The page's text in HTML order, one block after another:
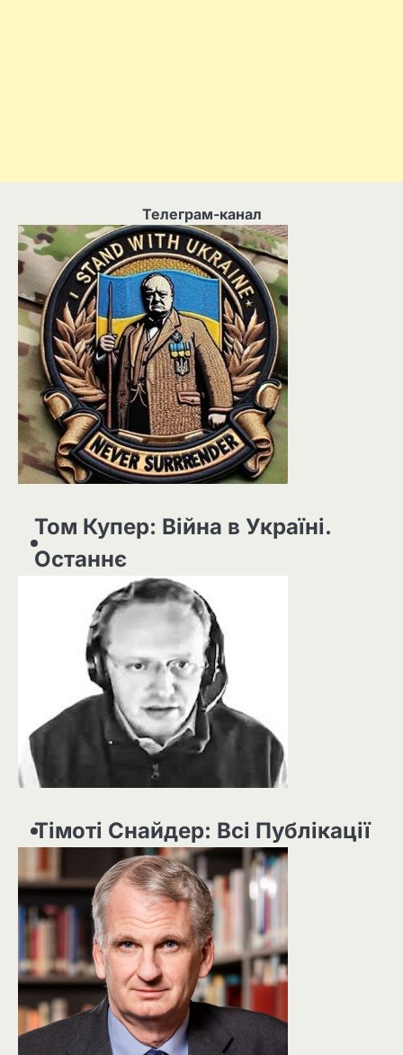
Телеграм-канал
Том Купер: Війна в Україні.
Останнє
Тімоті Снайдер: Всі Публікації